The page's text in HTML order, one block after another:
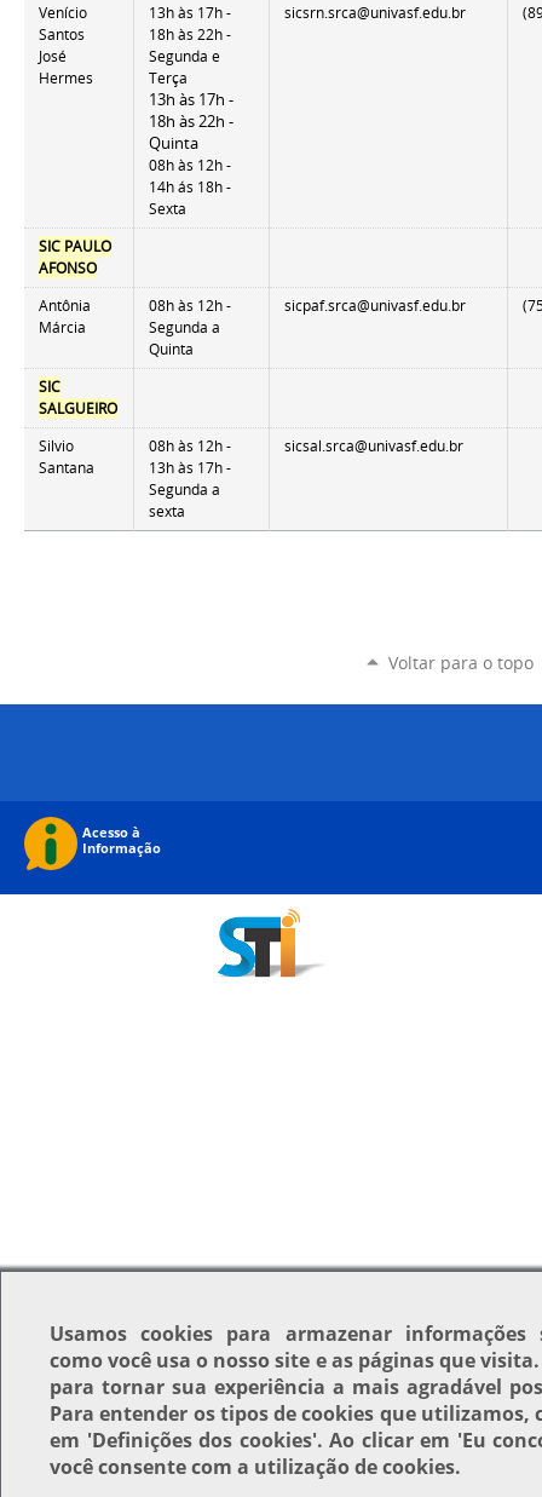
Venício
Santos
José
Hermes
13h às 17h -
18h às 22h -
Segunda e
Terça
13h às 17h -
18h às 22h -
Quinta
08h às 12h -
14h ás 18h -
Sexta
sicsrn.srca@univasf.edu.br
SIC PAULO
AFONSO
Antônia
Márcia
08h às 12h -
Segunda a
Quinta
sicpaf.srca@univasf.edu.br
SIC
SALGUEIRO
Silvio
Santana
08h às 12h -
13h às 17h -
Segunda a
sexta
sicsal.srca@univasf.edu.br
Voltar para o topo
Usamoscookies para armazenar informações
como você usa o nosso site e as páginas que
para tornar sua experiência a mais agradável
Para entender os tipos de cookies que utilizamos,
em 'Definições dos cookies'. Ao clicar em 'Eu
você consente com a utilização de cookies.